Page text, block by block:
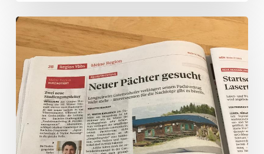
09_2022:
NÖN
über
Kunterbunt